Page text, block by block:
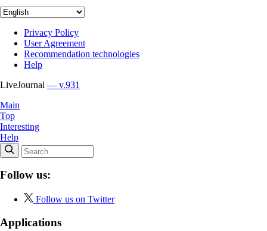
Privacy Policy
User Agreement
Recommendation technologies
Help
LiveJournal — v.931
Main
Top
Interesting
Help
Follow us:
Follow us on Twitter
Applications